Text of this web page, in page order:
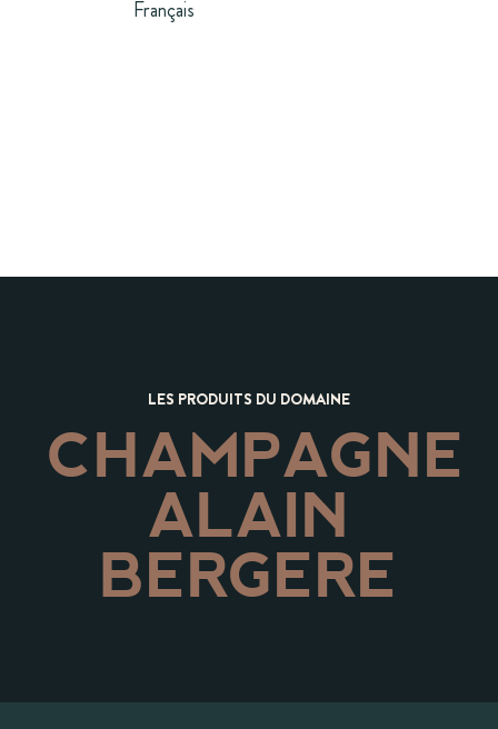
Français
LES PRODUITS DU DOMAINE
CHAMPAGNE
ALAIN
BERGERE